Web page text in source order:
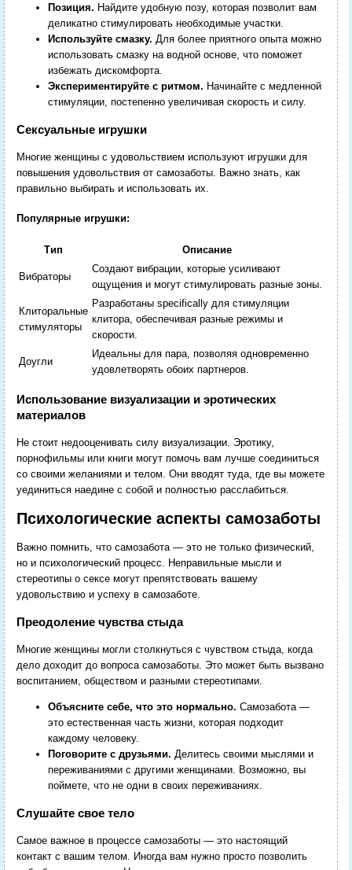
Позиция. Найдите удобную позу, которая позволит вам
деликатно стимулировать необходимые участки.
Используйте смазку. Для более приятного опыта можно
использовать смазку на водной основе, что поможет
избежать дискомфорта.
Экспериментируйте с ритмом. Начинайте с медленной
стимуляции, постепенно увеличивая скорость и силу.
Сексуальные игрушки
Многие женщины с удовольствием используют игрушки для
повышения удовольствия от самозаботы. Важно знать, как
правильно выбирать и использовать их.
Популярные игрушки:
Тип Описание
Вибраторы
Создают вибрации, которые усиливают
ощущения и могут стимулировать разные зоны.
Клиторальные
стимуляторы
Разработаны specifically для стимуляции
клитора, обеспечивая разные режимы и
скорости.
Доугли
Идеальны для пара, позволяя одновременно
удовлетворять обоих партнеров.
Использование визуализации и эротических
материалов
Не стоит недооценивать силу визуализации. Эротику,
порнофильмы или книги могут помочь вам лучше соединиться
со своими желаниями и телом. Они вводят туда, где вы можете
уединиться наедине с собой и полностью расслабиться.
Психологические аспекты самозаботы
Важно помнить, что самозабота — это не только физический,
но и психологический процесс. Неправильные мысли и
стереотипы о сексе могут препятствовать вашему
удовольствию и успеху в самозаботе.
Преодоление чувства стыда
Многие женщины могли столкнуться с чувством стыда, когда
дело доходит до вопроса самозаботы. Это может быть вызвано
воспитанием, обществом и разными стереотипами.
Объясните себе, что это нормально. Самозабота —
это естественная часть жизни, которая подходит
каждому человеку.
Поговорите с друзьями. Делитесь своими мыслями и
переживаниями с другими женщинами. Возможно, вы
поймете, что не одни в своих переживаниях.
Слушайте свое тело
Самое важное в процессе самозаботы — это настоящий
контакт с вашим телом. Иногда вам нужно просто позволить